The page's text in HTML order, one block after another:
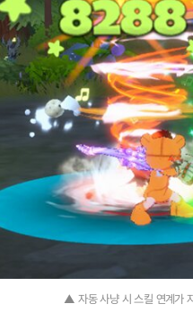
▲ 자동 사냥 시 스킬 연계가